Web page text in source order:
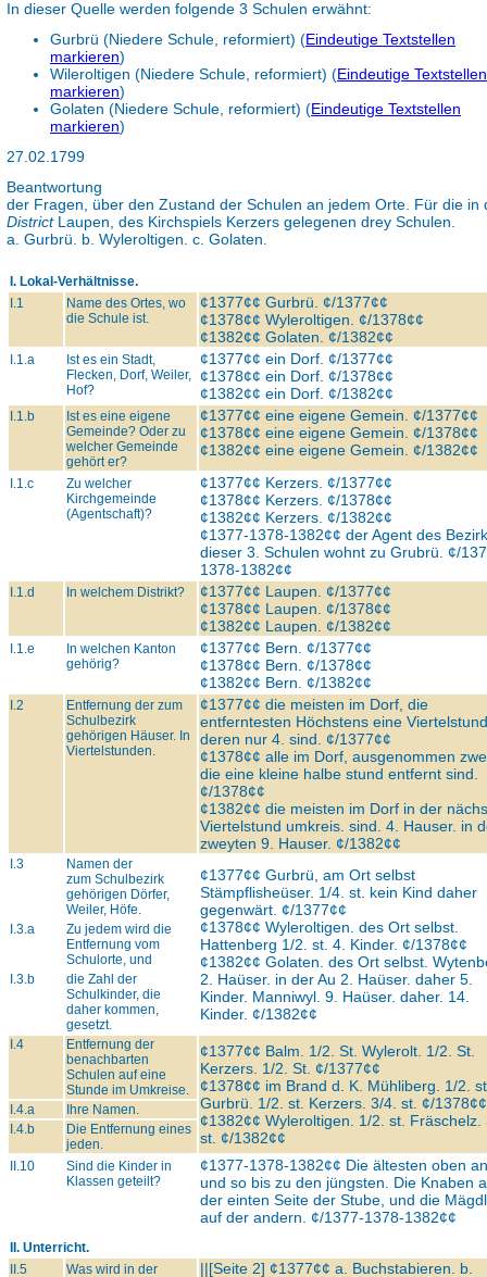
In dieser Quelle werden folgende 3 Schulen erwähnt:
Gurbrü (Niedere Schule, reformiert) (Eindeutige Textstellen
markieren)
Wileroltigen (Niedere Schule, reformiert) (Eindeutige Textstellen
markieren)
Golaten (Niedere Schule, reformiert) (Eindeutige Textstellen
markieren)
27.02.1799
Beantwortung
der Fragen, über den Zustand der Schulen an jedem Orte. Für die in
DistrictLaupen, des Kirchspiels Kerzers gelegenen drey Schulen.
a. Gurbrü. b. Wyleroltigen. c. Golaten.
I. Lokal-Verhältnisse.
I.1
Name des Ortes, wo
die Schule ist.
¢1377¢¢ Gurbrü. ¢/1377¢¢
¢1378¢¢ Wyleroltigen. ¢/1378¢¢
¢1382¢¢ Golaten. ¢/1382¢¢
I.1.a
Ist es ein Stadt,
Flecken, Dorf, Weiler,
Hof?
¢1377¢¢ ein Dorf. ¢/1377¢¢
¢1378¢¢ ein Dorf. ¢/1378¢¢
¢1382¢¢ ein Dorf. ¢/1382¢¢
I.1.b
Ist es eine eigene
Gemeinde? Oder zu
welcher Gemeinde
gehört er?
¢1377¢¢ eine eigene Gemein. ¢/1377¢¢
¢1378¢¢ eine eigene Gemein. ¢/1378¢¢
¢1382¢¢ eine eigene Gemein. ¢/1382¢¢
I.1.c
Zu welcher
Kirchgemeinde
(Agentschaft)?
¢1377¢¢ Kerzers. ¢/1377¢¢
¢1378¢¢ Kerzers. ¢/1378¢¢
¢1382¢¢ Kerzers. ¢/1382¢¢
¢1377-1378-1382¢¢ der Agent des
dieser 3. Schulen wohnt zu Grubrü. ¢/
1378-1382¢¢
I.1.d In welchem Distrikt?
¢1377¢¢ Laupen. ¢/1377¢¢
¢1378¢¢ Laupen. ¢/1378¢¢
¢1382¢¢ Laupen. ¢/1382¢¢
I.1.e
In welchen Kanton
gehörig?
¢1377¢¢ Bern. ¢/1377¢¢
¢1378¢¢ Bern. ¢/1378¢¢
¢1382¢¢ Bern. ¢/1382¢¢
I.2
Entfernung der zum
Schulbezirk
gehörigen Häuser. In
Viertelstunden.
¢1377¢¢ die meisten im Dorf, die
entferntesten Höchstens eine
deren nur 4. sind. ¢/1377¢¢
¢1378¢¢ alle im Dorf, ausgenommen
die eine kleine halbe stund entfernt sind.
¢/1378¢¢
¢1382¢¢ die meisten im Dorf in der
Viertelstund umkreis. sind. 4. Hauser. in
zweyten 9. Hauser. ¢/1382¢¢
I.3
Namen der
zum Schulbezirk
gehörigen Dörfer,
Weiler, Höfe.
¢1377¢¢ Gurbrü, am Ort selbst
Stämpflisheüser. 1/4. st. kein Kind daher
gegenwärt. ¢/1377¢¢
¢1378¢¢ Wyleroltigen. des Ort selbst.
Hattenberg 1/2. st. 4. Kinder. ¢/1378¢¢
¢1382¢¢ Golaten. des Ort selbst.
2. Haüser. in der Au 2. Haüser. daher 5.
Kinder. Manniwyl. 9. Haüser. daher. 14.
Kinder. ¢/1382¢¢
I.3.a
Zu jedem wird die
Entfernung vom
Schulorte, und
I.3.b
die Zahl der
Schulkinder, die
daher kommen,
gesetzt.
I.4
Entfernung der
benachbarten
Schulen auf eine
Stunde im Umkreise.
¢1377¢¢ Balm. 1/2. St. Wylerolt. 1/2. St.
Kerzers. 1/2. St. ¢/1377¢¢
¢1378¢¢ im Brand d. K. Mühliberg. 1/2.
Gurbrü. 1/2. st. Kerzers. 3/4. st. ¢/1378¢¢
¢1382¢¢ Wyleroltigen. 1/2. st. Fräschelz.
st. ¢/1382¢¢
I.4.a
Ihre Namen.
I.4.b
Die Entfernung eines
jeden.
II.10
Sind die Kinder in
Klassen geteilt?
¢1377-1378-1382¢¢ Die ältesten oben
und so bis zu den jüngsten. Die Knaben
der einten Seite der Stube, und die
auf der andern. ¢/1377-1378-1382¢¢
II. Unterricht.
II.5
Was wird in der
||[Seite 2] ¢1377¢¢ a. Buchstabieren. b.